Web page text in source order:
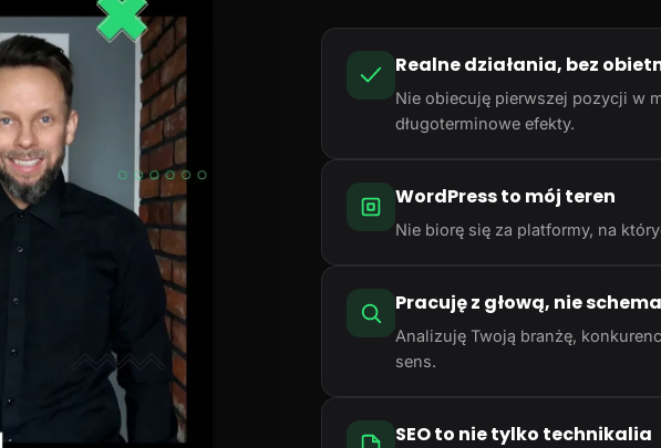
Realne działania, bez
Nie obiecuję pierwszej pozycji w
długoterminowe efekty.
WordPress to mój teren
Nie biorę się za platformy, na
Pracuję z głową, nie
Analizuję Twoją branżę,
sens.
SEO to nie tylko technikalia